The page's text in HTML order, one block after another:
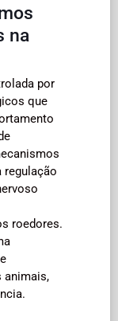
na
por
que
regulação
roedores.
animais,